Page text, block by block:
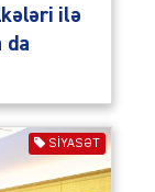
ilə
da
SIYASƏT